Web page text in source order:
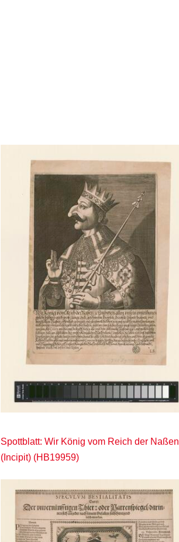
Spottblatt: Wir König vom Reich der Naßen
(Incipit) (HB19959)